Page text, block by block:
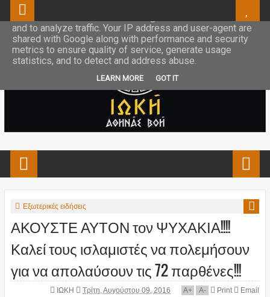
Εξωτερικές ειδήσεις
ΑΚΟΥΣΤΕ ΑΥΤΟΝ τον ΨΥΧΑΚΙΑ!!!!
Καλεί τους ισλαμιστές να πολεμήσουν
για να απολαύσουν τις 72 παρθένες!!!
ΙΩΚΗ Τρίτη, Αυγούστου 09, 2016 A+ A- Print Email
This site uses cookies from Google to deliver its services
and to analyze traffic. Your IP address and user-agent are
shared with Google along with performance and security
metrics to ensure quality of service, generate usage
statistics, and to detect and address abuse.
LEARN MORE GOT IT